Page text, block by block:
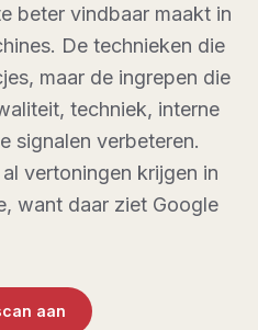
beter vindbaar maakt in
De technieken die
maar de ingrepen die
techniek, interne
signalen verbeteren.
vertoningen krijgen in
want daar ziet Google
aan